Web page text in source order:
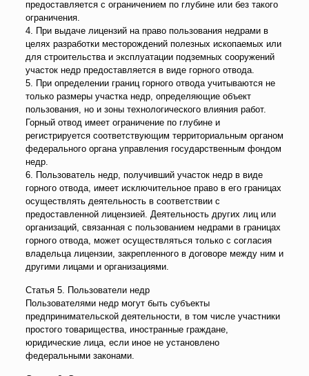
предоставляется с ограничением по глубине или без такого
ограничения.
4. При выдаче лицензий на право пользования недрами в
целях разработки месторождений полезных ископаемых или
для строительства и эксплуатации подземных сооружений
участок недр предоставляется в виде горного отвода.
5. При определении границ горного отвода учитываются не
только размеры участка недр, определяющие объект
пользования, но и зоны технологического влияния работ.
Горный отвод имеет ограничение по глубине и
регистрируется соответствующим территориальным органом
федерального органа управления государственным фондом
недр.
6. Пользователь недр, получивший участок недр в виде
горного отвода, имеет исключительное право в его границах
осуществлять деятельность в соответствии с
предоставленной лицензией. Деятельность других лиц или
организаций, связанная с пользованием недрами в границах
горного отвода, может осуществляться только с согласия
владельца лицензии, закрепленного в договоре между ним и
другими лицами и организациями.
Статья 5. Пользователи недр
Пользователями недр могут быть субъекты
предпринимательской деятельности, в том числе участники
простого товарищества, иностранные граждане,
юридические лица, если иное не установлено
федеральными законами.